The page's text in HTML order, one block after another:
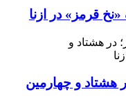
قرمز» در ازنا
هشتاد و چهارمین